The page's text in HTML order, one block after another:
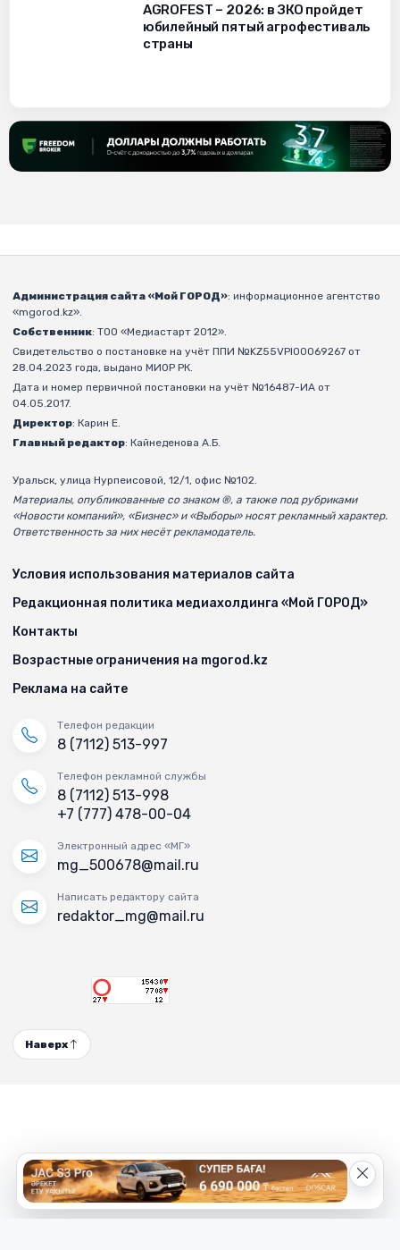
AGROFEST – 2026: в ЗКО пройдет
юбилейный пятый агрофестиваль
страны
Администрация сайта «Мой ГОРОД»: информационное агентство
«mgorod.kz».
Собственник: ТОО «Медиастарт 2012».
Свидетельство о постановке на учёт ППИ №KZ55VPI00069267 от
28.04.2023 года, выдано МИОР РК.
Дата и номер первичной постановки на учёт №16487-ИА от
04.05.2017.
Директор: Карин Е.
Главный редактор: Кайнеденова А.Б.
Уральск, улица Нурпеисовой, 12/1, офис №102.
Материалы, опубликованные со знаком ®, а также под рубриками
«Новости компаний», «Бизнес» и «Выборы» носят рекламный характер.
Ответственность за них несёт рекламодатель.
Условия использования материалов сайта
Редакционная политика медиахолдинга «Мой ГОРОД»
Контакты
Возрастные ограничения на mgorod.kz
Реклама на сайте
Телефон редакции
8 (7112) 513-997
Телефон рекламной службы
8 (7112) 513-998
+7 (777) 478-00-04
Электронный адрес «МГ»
mg_500678@mail.ru
Написать редактору сайта
redaktor_mg@mail.ru
Наверх